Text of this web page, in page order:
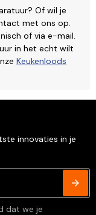
Of wil je
met ons op.
of via e-mail.
in het echt wilt
Keukenloods
innovaties in je
dat we je